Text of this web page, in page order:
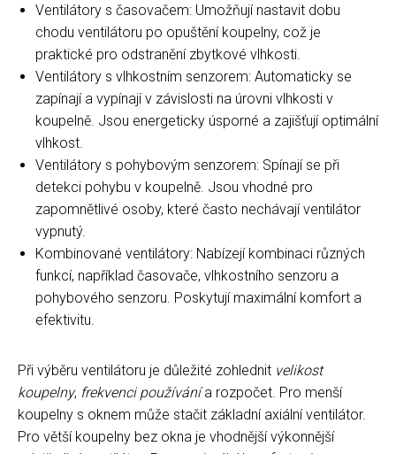
Ventilátory s časovačem: Umožňují nastavit dobu
chodu ventilátoru po opuštění koupelny, což je
praktické pro odstranění zbytkové vlhkosti.
Ventilátory s vlhkostním senzorem: Automaticky se
zapínají a vypínají v závislosti na úrovni vlhkosti v
koupelně. Jsou energeticky úsporné a zajišťují optimální
vlhkost.
Ventilátory s pohybovým senzorem: Spínají se při
detekci pohybu v koupelně. Jsou vhodné pro
zapomnětlivé osoby, které často nechávají ventilátor
vypnutý.
Kombinované ventilátory: Nabízejí kombinaci různých
funkcí, například časovače, vlhkostního senzoru a
pohybového senzoru. Poskytují maximální komfort a
efektivitu.
Při výběru ventilátoru je důležité zohlednit velikost
koupelny, frekvenci používánía rozpočet. Pro menší
koupelny s oknem může stačit základní axiální ventilátor.
Pro větší koupelny bez okna je vhodnější výkonnější